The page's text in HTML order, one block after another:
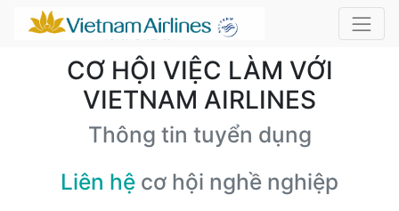
CƠ HỘI VIỆC LÀM VỚI
VIETNAM AIRLINES
Thông tin tuyển dụng
Liên hệ cơ hội nghề nghiệp